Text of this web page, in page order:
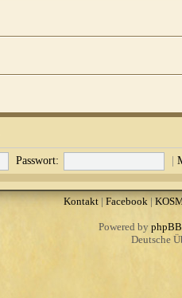
Passwort: |
Kontakt| Facebook|
Powered by phpBB
Deutsche